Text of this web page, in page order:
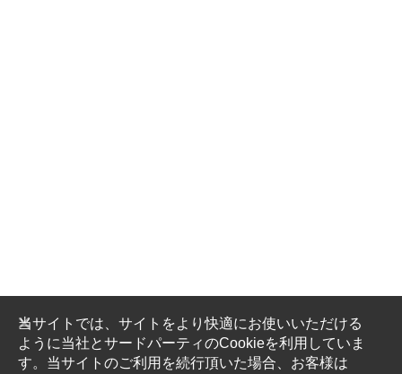
当サイトでは、サイトをより快適にお使いいただける
ように当社とサードパーティのCookieを利用していま
す。当サイトのご利用を続行頂いた場合、お客様は